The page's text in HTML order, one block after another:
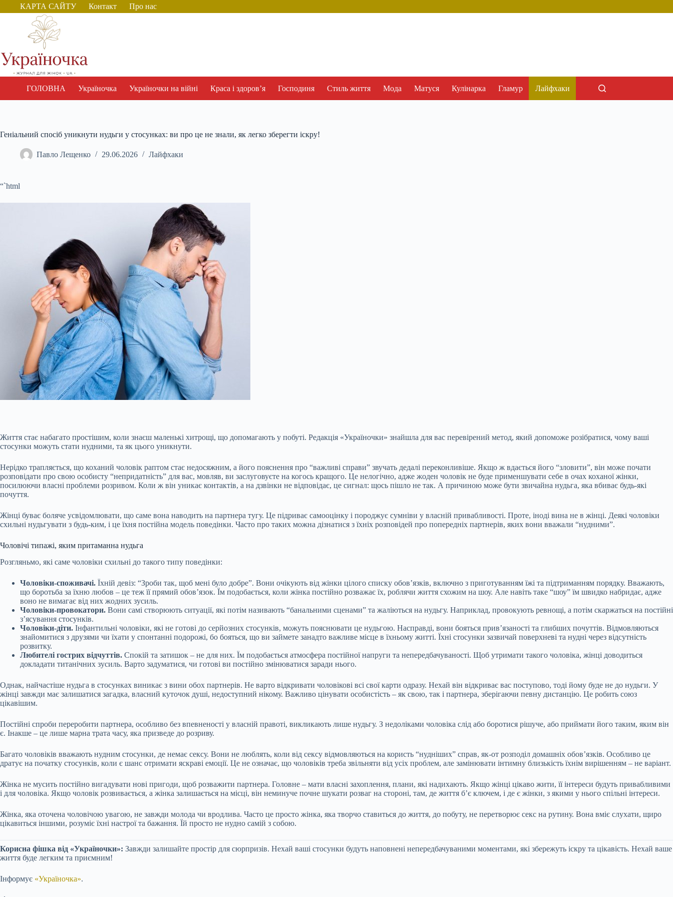
Перейти
до
КАРТА САЙТУ Контакт Про нас
ГОЛОВНА Україночка Україночки на війні Краса і здоров’я Господиня Стиль життя Мода Матуся Кулінарка Гламур Лайфхаки
Геніальний спосіб уникнути нудьги у стосунках: ви про це не знали, як легко зберегти іскру!
Павло Лещенко 29.06.2026 Лайфхаки
“`html
Життя стає набагато простішим, коли знаєш маленькі хитрощі, що допомагають у побуті. Редакція «Україночки» знайшла для вас перевірений метод, який допоможе розібратися, чому ваші
стосунки можуть стати нудними, та як цього уникнути.
Нерідко трапляється, що коханий чоловік раптом стає недосяжним, а його пояснення про “важливі справи” звучать дедалі переконливіше. Якщо ж вдається його “зловити”, він може почати
розповідати про свою особисту “непридатність” для вас, мовляв, ви заслуговуєте на когось кращого. Це нелогічно, адже жоден чоловік не буде применшувати себе в очах коханої жінки,
посилюючи власні проблеми розривом. Коли ж він уникає контактів, а на дзвінки не відповідає, це сигнал: щось пішло не так. А причиною може бути звичайна нудьга, яка вбиває будь-які
почуття.
Жінці буває боляче усвідомлювати, що саме вона наводить на партнера тугу. Це підриває самооцінку і породжує сумніви у власній привабливості. Проте, іноді вина не в жінці. Деякі чоловіки
схильні нудьгувати з будь-ким, і це їхня постійна модель поведінки. Часто про таких можна дізнатися з їхніх розповідей про попередніх партнерів, яких вони вважали “нудними”.
Чоловічі типажі, яким притаманна нудьга
Розгляньмо, які саме чоловіки схильні до такого типу поведінки:
Чоловіки-споживачі. Їхній девіз: “Зроби так, щоб мені було добре”. Вони очікують від жінки цілого списку обов’язків, включно з приготуванням їжі та підтриманням порядку. Вважають,
що боротьба за їхню любов – це теж її прямий обов’язок. Їм подобається, коли жінка постійно розважає їх, роблячи життя схожим на шоу. Але навіть таке “шоу” їм швидко набридає, адже
воно не вимагає від них жодних зусиль.
Чоловіки-провокатори. Вони самі створюють ситуації, які потім називають “банальними сценами” та жаліються на нудьгу. Наприклад, провокують ревнощі, а потім скаржаться на постійні
з’ясування стосунків.
Чоловіки-діти. Інфантильні чоловіки, які не готові до серйозних стосунків, можуть пояснювати це нудьгою. Насправді, вони бояться прив’язаності та глибших почуттів. Відмовляються
знайомитися з друзями чи їхати у спонтанні подорожі, бо бояться, що ви займете занадто важливе місце в їхньому житті. Їхні стосунки зазвичай поверхневі та нудні через відсутність
розвитку.
Любителі гострих відчуттів. Спокій та затишок – не для них. Їм подобається атмосфера постійної напруги та непередбачуваності. Щоб утримати такого чоловіка, жінці доводиться
докладати титанічних зусиль. Варто задуматися, чи готові ви постійно змінюватися заради нього.
Однак, найчастіше нудьга в стосунках виникає з вини обох партнерів. Не варто відкривати чоловікові всі свої карти одразу. Нехай він відкриває вас поступово, тоді йому буде не до нудьги. У
жінці завжди має залишатися загадка, власний куточок душі, недоступний нікому. Важливо цінувати особистість – як свою, так і партнера, зберігаючи певну дистанцію. Це робить союз
цікавішим.
Постійні спроби переробити партнера, особливо без впевненості у власній правоті, викликають лише нудьгу. З недоліками чоловіка слід або боротися рішуче, або приймати його таким, яким він
є. Інакше – це лише марна трата часу, яка призведе до розриву.
Багато чоловіків вважають нудним стосунки, де немає сексу. Вони не люблять, коли від сексу відмовляються на користь “нудніших” справ, як-от розподіл домашніх обов’язків. Особливо це
дратує на початку стосунків, коли є шанс отримати яскраві емоції. Це не означає, що чоловіків треба звільняти від усіх проблем, але замінювати інтимну близькість їхнім вирішенням – не варіант.
Жінка не мусить постійно вигадувати нові пригоди, щоб розважити партнера. Головне – мати власні захоплення, плани, які надихають. Якщо жінці цікаво жити, її інтереси будуть привабливими
і для чоловіка. Якщо чоловік розвивається, а жінка залишається на місці, він неминуче почне шукати розваг на стороні, там, де життя б’є ключем, і де є жінки, з якими у нього спільні інтереси.
Жінка, яка оточена чоловічою увагою, не завжди молода чи вродлива. Часто це просто жінка, яка творчо ставиться до життя, до побуту, не перетворює секс на рутину. Вона вміє слухати, щиро
цікавиться іншими, розуміє їхні настрої та бажання. Їй просто не нудно самій з собою.
Корисна фішка від «Україночки»: Завжди залишайте простір для сюрпризів. Нехай ваші стосунки будуть наповнені непередбачуваними моментами, які збережуть іскру та цікавість. Нехай ваше
життя буде легким та приємним!
Інформує «Україночка».